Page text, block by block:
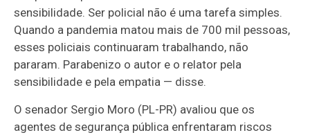
sensibilidade. Ser policial não é uma tarefa simples.
Quando a pandemia matou mais de 700 mil pessoas,
esses policiais continuaram trabalhando, não
pararam. Parabenizo o autor e o relator pela
sensibilidade e pela empatia — disse.
O senador Sergio Moro (PL-PR) avaliou que os
agentes de segurança pública enfrentaram riscos